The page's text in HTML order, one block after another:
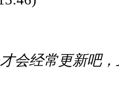
会经常更新吧